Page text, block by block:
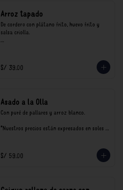
Arroz tapado
De cordero con plátano frito, huevo frito y
salsa criolla.
consumo.
S/ 39.00
Asado a la Olla
Con puré de pallares y arroz blanco.
*Nuestros precios están expresados en soles e
S/ 59.00